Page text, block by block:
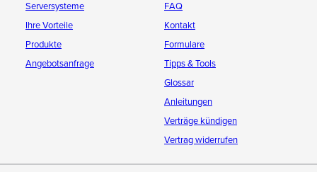
Serversysteme
Ihre Vorteile
Produkte
Angebotsanfrage
FAQ
Kontakt
Formulare
Tipps & Tools
Glossar
Anleitungen
Verträge kündigen
Vertrag widerrufen